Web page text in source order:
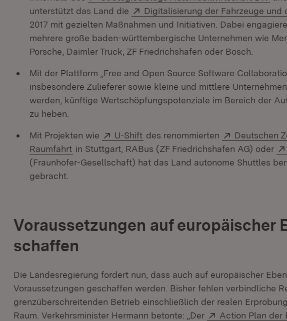
unterstützt das Land die
Extern:
Digitalisierung der Fahrzeuge und
2017 mit gezielten Maßnahmen und Initiativen. Dabei
mehrere große baden-württembergische Unternehmen wie
Porsche, Daimler Truck, ZF Friedrichshafen oder Bosch.
Mit der Plattform „Free and Open Source Software
insbesondere Zulieferer sowie kleine und mittlere
werden, künftige Wertschöpfungspotenziale im Bereich der
zu heben.
Mit Projekten wie Extern:
U-Shift (Öffnet in neuem Fenster)
des renommierten Extern:
Deutschen
Raumfahrt (Öffnet in neuem Fenster)
in Stuttgart, RABus (ZF Friedrichshafen AG) oder
(Fraunhofer-Gesellschaft) hat das Land autonome Shuttles
gebracht.
Voraussetzungen auf europäischer
schaffen
Die Landesregierung fordert nun, dass auch auf europäischer
Voraussetzungen geschaffen werden. Bisher fehlen verbindliche
grenzüberschreitenden Betrieb einschließlich der realen
Raum. Verkehrsminister Hermann betonte: „Der
Extern:
Action Plan der